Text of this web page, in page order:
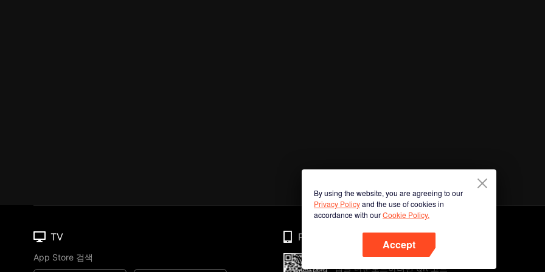
By using the website, you are agreeing to our
Privacy Policyand the use of cookies in
accordance with ourCookie Policy.
Accept
TV
App Store 검색
Phone
앱을 다운로드하려면 QR 코드